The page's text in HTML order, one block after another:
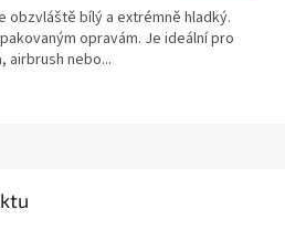
obzvláště bílý a extrémně hladký.
opravám. Je ideální pro
airbrush nebo...